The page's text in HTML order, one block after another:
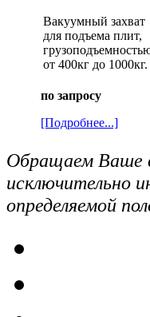
Вакуумный захват
для подъема плит,
от 400кг до 1000кг.
по запросу
[Подробнее...]
Обращаем Ваше
исключительно
определяемой